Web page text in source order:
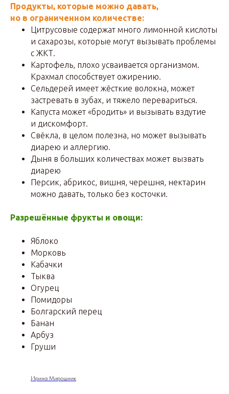
Продукты, которые можно давать,
но в ограниченном количестве:
Цитрусовые содержат много лимонной кислоты
и сахарозы, которые могут вызывать проблемы
с ЖКТ.
Картофель, плохо усваивается организмом.
Крахмал способствует ожирению.
Сельдерей имеет жёсткие волокна, может
застревать в зубах, и тяжело перевариться.
Капуста может «бродить» и вызывать вздутие
и дискомфорт.
Свёкла, в целом полезна, но может вызывать
диарею и аллергию.
Дыня в больших количествах может вызвать
диарею
Персик, абрикос, вишня, черешня, нектарин
можно давать, только без косточки.
Разрешённые фрукты и овощи:
Яблоко
Морковь
Кабачки
Тыква
Огурец
Помидоры
Болгарский перец
Банан
Арбуз
Груши
Ирина Мирошник